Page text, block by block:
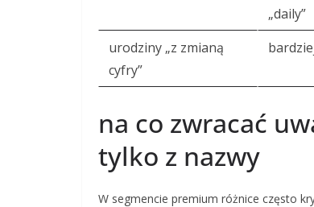
„daily”
urodziny „z zmianą
cyfry”
na co zwracać
tylko z nazwy
W segmencie premium różnice często